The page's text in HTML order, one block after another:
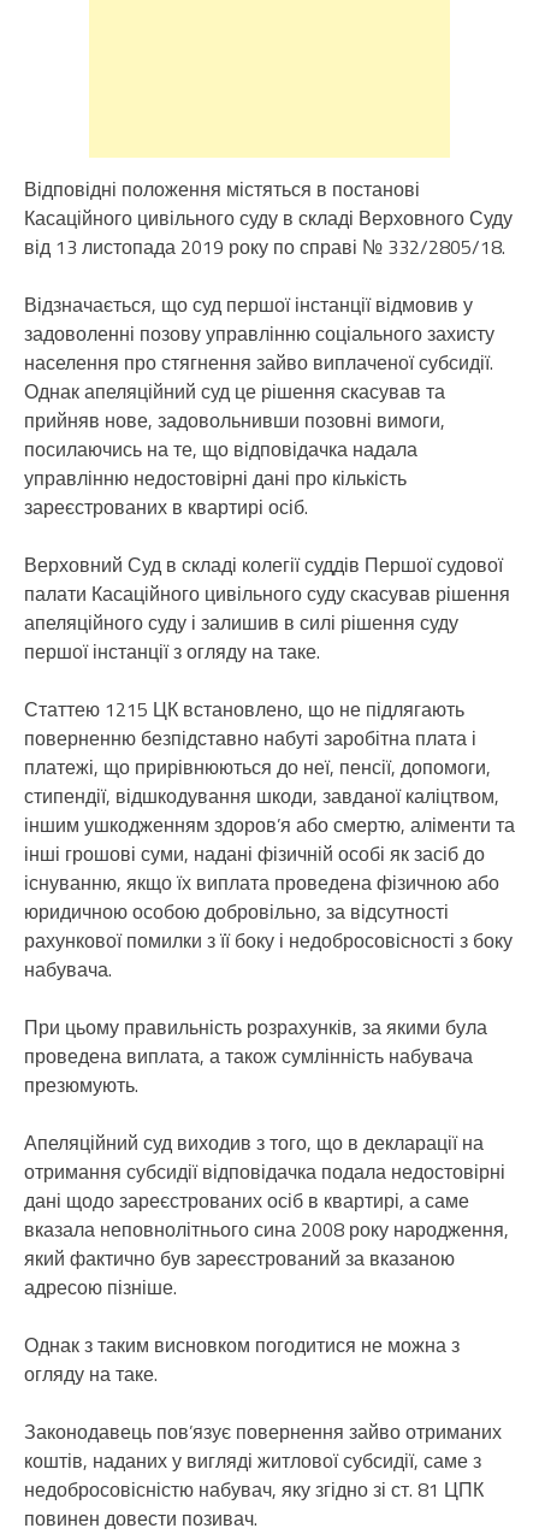
Відповідні положення містяться в постанові
Касаційного цивільного суду в складі Верховного Суду
від 13 листопада 2019 року по справі № 332/2805/18.
Відзначається, що суд першої інстанції відмовив у
задоволенні позову управлінню соціального захисту
населення про стягнення зайво виплаченої субсидії.
Однак апеляційний суд це рішення скасував та
прийняв нове, задовольнивши позовні вимоги,
посилаючись на те, що відповідачка надала
управлінню недостовірні дані про кількість
зареєстрованих в квартирі осіб.
Верховний Суд в складі колегії суддів Першої судової
палати Касаційного цивільного суду скасував рішення
апеляційного суду і залишив в силі рішення суду
першої інстанції з огляду на таке.
Статтею 1215 ЦК встановлено, що не підлягають
поверненню безпідставно набуті заробітна плата і
платежі, що прирівнюються до неї, пенсії, допомоги,
стипендії, відшкодування шкоди, завданої каліцтвом,
іншим ушкодженням здоров’я або смертю, аліменти та
інші грошові суми, надані фізичній особі як засіб до
існуванню, якщо їх виплата проведена фізичною або
юридичною особою добровільно, за відсутності
рахункової помилки з її боку і недобросовісності з боку
набувача.
При цьому правильність розрахунків, за якими була
проведена виплата, а також сумлінність набувача
презюмують.
Апеляційний суд виходив з того, що в декларації на
отримання субсидії відповідачка подала недостовірні
дані щодо зареєстрованих осіб в квартирі, а саме
вказала неповнолітнього сина 2008 року народження,
який фактично був зареєстрований за вказаною
адресою пізніше.
Однак з таким висновком погодитися не можна з
огляду на таке.
Законодавець пов’язує повернення зайво отриманих
коштів, наданих у вигляді житлової субсидії, саме з
недобросовісністю набувач, яку згідно зі ст. 81 ЦПК
повинен довести позивач.